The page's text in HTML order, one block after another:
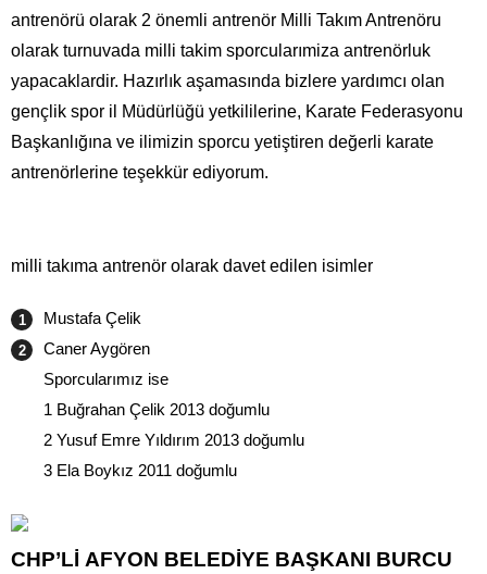
antrenörü olarak 2 önemli antrenör Milli Takım Antrenöru
olarak turnuvada milli takim sporcularımiza antrenörluk
yapacaklardir. Hazırlık aşamasında bizlere yardımcı olan
gençlik spor il Müdürlüğü yetkililerine, Karate Federasyonu
Başkanlığına ve ilimizin sporcu yetiştiren değerli karate
antrenörlerine teşekkür ediyorum.
milli takıma antrenör olarak davet edilen isimler
Mustafa Çelik
Caner Aygören
Sporcularımız ise
1 Buğrahan Çelik 2013 doğumlu
2 Yusuf Emre Yıldırım 2013 doğumlu
3 Ela Boykız 2011 doğumlu
CHP’Lİ AFYON BELEDİYE BAŞKANI BURCU